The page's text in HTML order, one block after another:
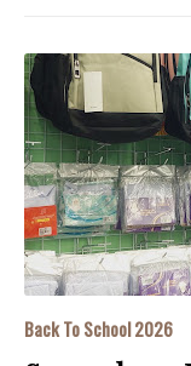
Back To School 2026